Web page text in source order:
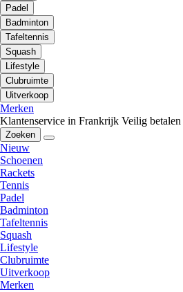
Padel
Badminton
Tafeltennis
Squash
Lifestyle
Clubruimte
Uitverkoop
Merken
Klantenservice in Frankrijk Veilig betalen
Zoeken
Nieuw
Schoenen
Rackets
Tennis
Padel
Badminton
Tafeltennis
Squash
Lifestyle
Clubruimte
Uitverkoop
Merken